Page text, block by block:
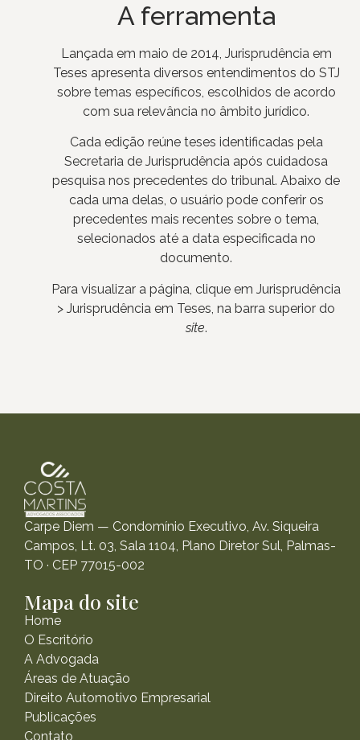
A ferramenta
Lançada em maio de 2014, Jurisprudência em
Teses apresenta diversos entendimentos do STJ
sobre temas específicos, escolhidos de acordo
com sua relevância no âmbito jurídico.
Cada edição reúne teses identificadas pela
Secretaria de Jurisprudência após cuidadosa
pesquisa nos precedentes do tribunal. Abaixo de
cada uma delas, o usuário pode conferir os
precedentes mais recentes sobre o tema,
selecionados até a data especificada no
documento.
Para visualizar a página, clique em Jurisprudência
> Jurisprudência em Teses, na barra superior do
site.
Carpe Diem — Condomínio Executivo, Av. Siqueira
Campos, Lt. 03, Sala 1104, Plano Diretor Sul, Palmas-
TO · CEP 77015-002
Mapa do site
Home
O Escritório
A Advogada
Áreas de Atuação
Direito Automotivo Empresarial
Publicações
Contato